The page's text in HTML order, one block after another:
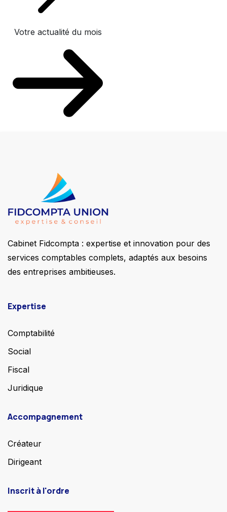
Votre actualité du mois
Cabinet Fidcompta : expertise et innovation pour des
services comptables complets, adaptés aux besoins
des entreprises ambitieuses.
Expertise
Comptabilité
Social
Fiscal
Juridique
Accompagnement
Créateur
Dirigeant
Inscrit à l'ordre